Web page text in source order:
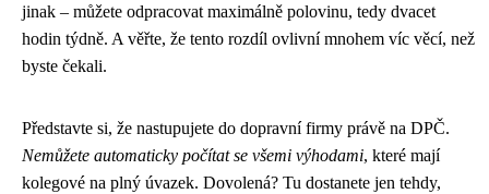
jinak – můžete odpracovat maximálně polovinu, tedy dvacet
hodin týdně. A věřte, že tento rozdíl ovlivní mnohem víc věcí, než
byste čekali.
Představte si, že nastupujete do dopravní firmy právě na DPČ.
Nemůžete automaticky počítat se všemi výhodami, které mají
kolegové na plný úvazek. Dovolená? Tu dostanete jen tehdy,